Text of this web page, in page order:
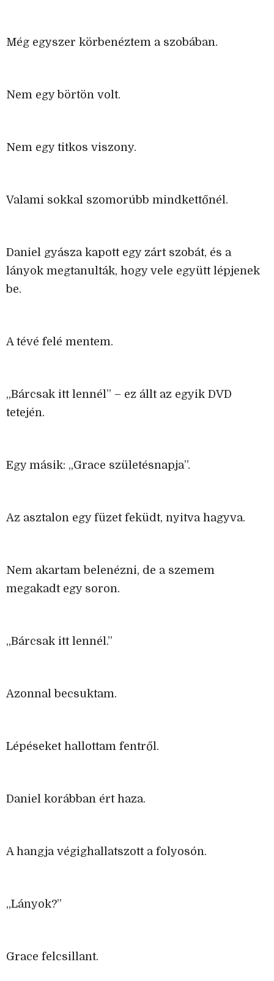
Még egyszer körbenéztem a szobában.
Nem egy börtön volt.
Nem egy titkos viszony.
Valami sokkal szomorúbb mindkettőnél.
Daniel gyásza kapott egy zárt szobát, és a
lányok megtanulták, hogy vele együtt lépjenek
be.
A tévé felé mentem.
„Bárcsak itt lennél” – ez állt az egyik DVD
tetején.
Egy másik: „Grace születésnapja”.
Az asztalon egy füzet feküdt, nyitva hagyva.
Nem akartam belenézni, de a szemem
megakadt egy soron.
„Bárcsak itt lennél.”
Azonnal becsuktam.
Lépéseket hallottam fentről.
Daniel korábban ért haza.
A hangja végighallatszott a folyosón.
„Lányok?”
Grace felcsillant.